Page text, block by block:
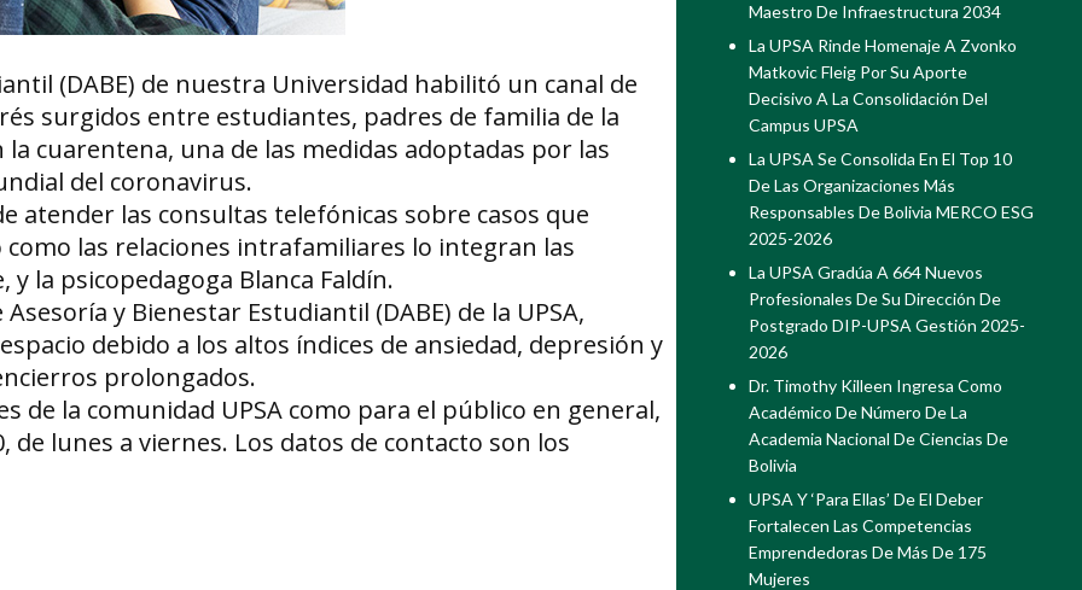
(DABE) de nuestra Universidad habilitó un canal de
surgidos entre estudiantes, padres de familia de la
cuarentena, una de las medidas adoptadas por las
del coronavirus.
atender las consultas telefónicas sobre casos que
las relaciones intrafamiliares lo integran las
la psicopedagoga Blanca Faldín.
y Bienestar Estudiantil (DABE) de la UPSA,
debido a los altos índices de ansiedad, depresión y
prolongados.
la comunidad UPSA como para el público en general,
de lunes a viernes. Los datos de contacto son los
Maestro De Infraestructura 2034
La UPSA Rinde Homenaje A Zvonko
Matkovic Fleig Por Su Aporte
Decisivo A La Consolidación Del
Campus UPSA
La UPSA Se Consolida En El Top 10
De Las Organizaciones Más
Responsables De Bolivia MERCO ESG
2025-2026
La UPSA Gradúa A 664 Nuevos
Profesionales De Su Dirección De
Postgrado DIP-UPSA Gestión 2025-
2026
Dr. Timothy Killeen Ingresa Como
Académico De Número De La
Academia Nacional De Ciencias De
Bolivia
UPSA Y ‘Para Ellas’ De El Deber
Fortalecen Las Competencias
Emprendedoras De Más De 175
Mujeres